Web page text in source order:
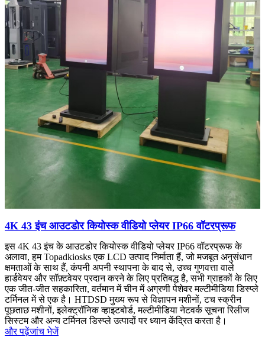
4K 43 इंच आउटडोर कियोस्क वीडियो प्लेयर IP66 वॉटरप्रूफ
इस 4K 43 इंच के आउटडोर कियोस्क वीडियो प्लेयर IP66 वॉटरप्रूफ के
अलावा, हम Topadkiosks एक LCD उत्पाद निर्माता हैं, जो मजबूत अनुसंधान
क्षमताओं के साथ हैं, कंपनी अपनी स्थापना के बाद से, उच्च गुणवत्ता वाले
हार्डवेयर और सॉफ़्टवेयर प्रदान करने के लिए प्रतिबद्ध है, सभी ग्राहकों के लिए
एक जीत-जीत सहकारिता, वर्तमान में चीन में अग्रणी पेशेवर मल्टीमीडिया डिस्प्ले
टर्मिनल में से एक है। HTDSD मुख्य रूप से विज्ञापन मशीनों, टच स्क्रीन
पूछताछ मशीनों, इलेक्ट्रॉनिक व्हाइटबोर्ड, मल्टीमीडिया नेटवर्क सूचना रिलीज
सिस्टम और अन्य टर्मिनल डिस्प्ले उत्पादों पर ध्यान केंद्रित करता है।
और पढ़ेंजांच भेजें